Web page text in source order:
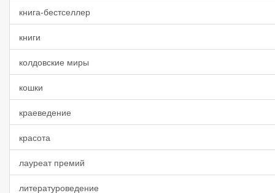
книга-бестселлер
книги
колдовские миры
кошки
краеведение
красота
лауреат премий
литературоведение